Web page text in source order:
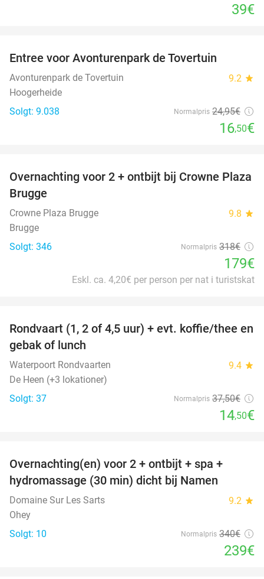
39€
Entree voor Avonturenpark de Tovertuin
Avonturenpark de Tovertuin 9.2 star
Hoogerheide
Solgt: 9.038
Normalpris 24,95€
16,50€
44%
Overnachting voor 2 + ontbijt bij Crowne Plaza
Brugge
Crowne Plaza Brugge 9.8 star
Brugge
Solgt: 346
Normalpris 318€
179€
Eskl. ca. 4,20€ per person per nat i turistskat
61%
Rondvaart (1, 2 of 4,5 uur) + evt. koffie/thee en
gebak of lunch
Waterpoort Rondvaarten 9.4 star
De Heen (+3 lokationer)
Solgt: 37
Normalpris 37,50€
14,50€
Overnachting(en) voor 2 + ontbijt + spa +
hydromassage (30 min) dicht bij Namen
Domaine Sur Les Sarts 9.2 star
Ohey
Solgt: 10
Normalpris 340€
239€